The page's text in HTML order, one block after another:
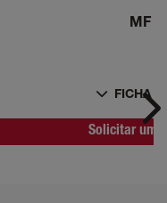
MF
FICHA
Solicitar